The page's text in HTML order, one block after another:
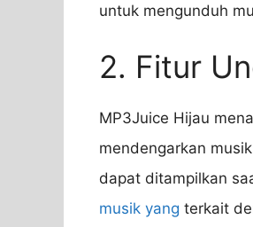
untuk mengunduh
2. Fitur
MP3Juice Hijau
mendengarkan
dapat ditampilkan
musik yang terkait